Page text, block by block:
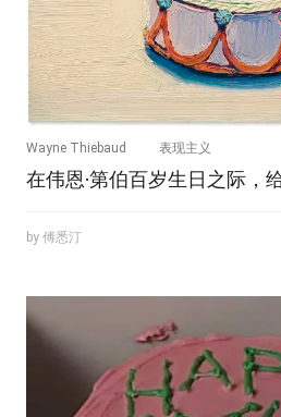
Wayne Thiebaud 表现主义
在伟恩·第伯百岁生日之际，
by 傅悉汀